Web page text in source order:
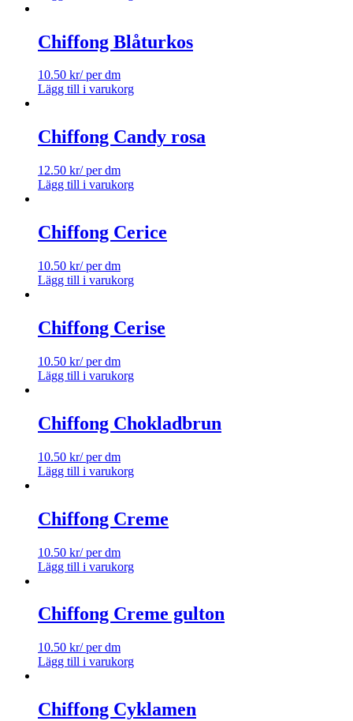
Chiffong Blåturkos
10.50 kr/ per dm
Lägg till i varukorg
Chiffong Candy rosa
12.50 kr/ per dm
Lägg till i varukorg
Chiffong Cerice
10.50 kr/ per dm
Lägg till i varukorg
Chiffong Cerise
10.50 kr/ per dm
Lägg till i varukorg
Chiffong Chokladbrun
10.50 kr/ per dm
Lägg till i varukorg
Chiffong Creme
10.50 kr/ per dm
Lägg till i varukorg
Chiffong Creme gulton
10.50 kr/ per dm
Lägg till i varukorg
Chiffong Cyklamen